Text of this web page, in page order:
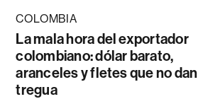
COLOMBIA
La mala hora del exportador
colombiano: dólar barato,
aranceles y fletes que no dan
tregua